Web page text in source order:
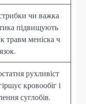
чи важка
підвищують
травм меніска ч
рухливіст
кровообіг і
суглобів.